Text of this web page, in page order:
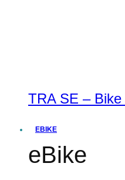
TRA SE –
EBIKE
eBike